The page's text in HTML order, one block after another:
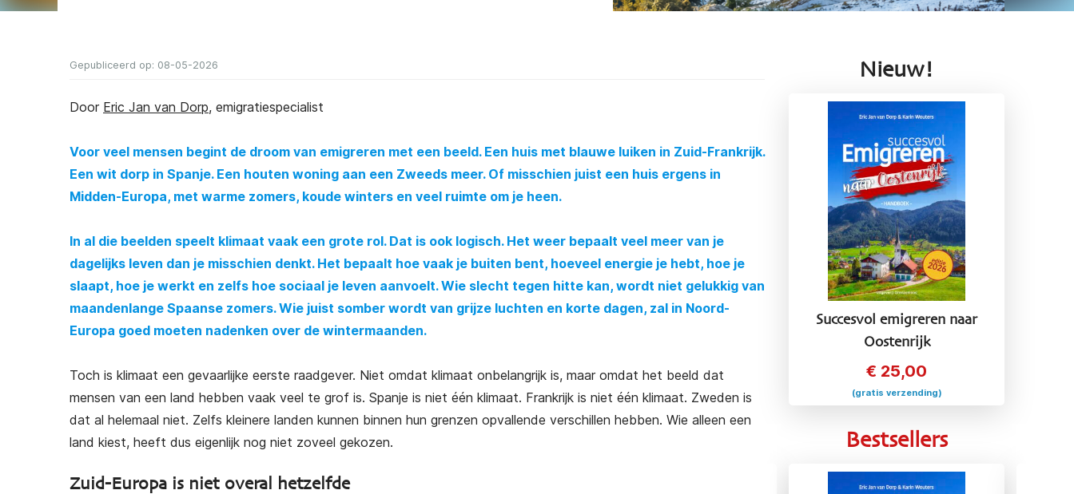
Gepubliceerd op: 08-05-2026
Door Eric Jan van Dorp, emigratiespecialist
Voor veel mensen begint de droom van emigreren met een beeld. Een huis met blauwe luiken in Zuid-Frankrijk.
Een wit dorp in Spanje. Een houten woning aan een Zweeds meer. Of misschien juist een huis ergens in
Midden-Europa, met warme zomers, koude winters en veel ruimte om je heen.
In al die beelden speelt klimaat vaak een grote rol. Dat is ook logisch. Het weer bepaalt veel meer van je
dagelijks leven dan je misschien denkt. Het bepaalt hoe vaak je buiten bent, hoeveel energie je hebt, hoe je
slaapt, hoe je werkt en zelfs hoe sociaal je leven aanvoelt. Wie slecht tegen hitte kan, wordt niet gelukkig van
maandenlange Spaanse zomers. Wie juist somber wordt van grijze luchten en korte dagen, zal in Noord-
Europa goed moeten nadenken over de wintermaanden.
Toch is klimaat een gevaarlijke eerste raadgever. Niet omdat klimaat onbelangrijk is, maar omdat het beeld dat
mensen van een land hebben vaak veel te grof is. Spanje is niet één klimaat. Frankrijk is niet één klimaat. Zweden is
dat al helemaal niet. Zelfs kleinere landen kunnen binnen hun grenzen opvallende verschillen hebben. Wie alleen een
land kiest, heeft dus eigenlijk nog niet zoveel gekozen.
Zuid-Europa is niet overal hetzelfde
Nieuw!
Succesvol emigreren naar
Oostenrijk
€ 25,00
(gratis verzending)
Bestsellers